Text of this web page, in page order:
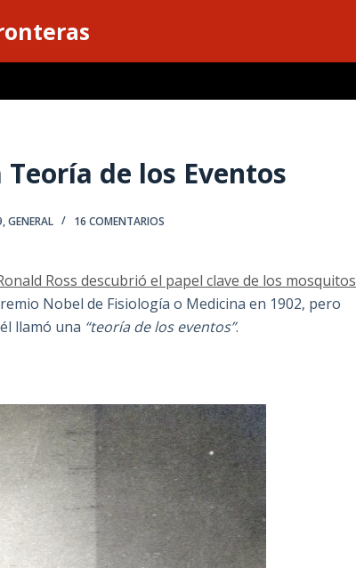
de los Eventos
,GENERAL 16 COMENTARIOS
Ross descubrió el papel clave de los mosquitos
Nobel de Fisiología o Medicina en 1902, pero
llamó una “teoría de los eventos”.